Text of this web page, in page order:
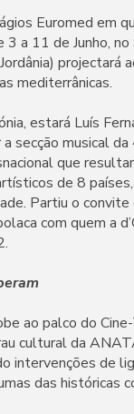
Euromed em
a 11 de Junho,
projectará
mediterrânicas.
estará Luís
secção musical da
que
de 8
Partiu o
com quem a
ao palco do
cultural da
intervenções de
das históricas